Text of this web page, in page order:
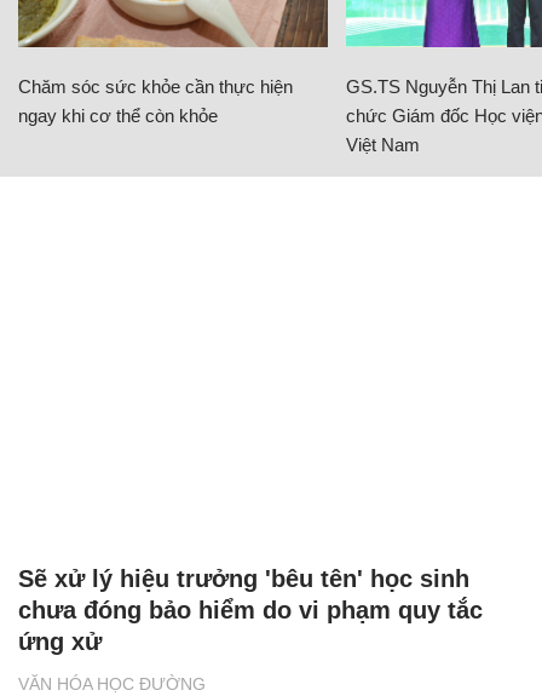
Chăm sóc sức khỏe cần thực hiện
ngay khi cơ thể còn khỏe
GS.TS Nguyễn Thị Lan
chức Giám đốc Học
Việt Nam
VĂN HÓA HỌC ĐƯỜNG
Sẽ xử lý hiệu trưởng 'bêu tên' học sinh
chưa đóng bảo hiểm do vi phạm quy tắc
ứng xử